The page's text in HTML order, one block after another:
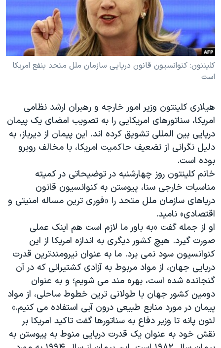
فرهنگ و زندگی
حقوق شهروندی
اقتصادی
علم و فناوری
اسرائیل در جنگ
آرشیو پخش زنده
انتخابات ریاست جمهوری آمریکا ۲۰۲۴
حمله جمهوری اسلامی به اسرائیل
رمز مهسا
ورزش زنان در ایران
مجموعه مستندهای دادخواهی
تریبونال مردمی آبان ۹۸
دادگاه حمید نوری
چهل سال گروگان‌گیری
قانون شفافیت دارائی کادر رهبری ایران
اعتراضات مردمی آبان ۹۸
اسرائیل در جنگ
نرگس محمدی برنده جایزه نوبل صلح
همایش محافظه‌کاران آمریکا «سی‌پک»
صفحه‌های ویژه
سفر پرزیدنت ترامپ به چین
زبانهای مختلف
کلیننون: کنوانسیون قانون دریایی سازمان ملل متحد بنفع امریکا
است
هیلاری کلینتون وزیر امور خارجه و رهبران ارشد نظامی
امریکا، سناتورهای امریکایی را به تصویب امضای یک پیمان
دریایی بین المللی تشویق کرده اند. این پیمان از دیرباز، به
دلیل نگرانی از تضعیف حاکمیت امریکا، با مخالف روبرو
بوده است.
خانم کلینتون روز چهارشنبه در توضیحاتی در کمیته
مناسبات خارجی سنا، پیوستن به کنوانسیون قانون
دریاهای سازمان ملل متحد را «فوری ترین مساله امنیتی و
اقتصادی» نامید.
او از جمله گفت «به باور ما لازم است هم اینک عملی
صورت گیرد. هیچ کشور دیگری به اندازه امریکا از این
کنوانسیون سود نمی برد. ما به عنوان نیرومندترین قدرت
دریایی جهان، از مواد مربوط به آزادی کشتیرانی که در آن
گنجانده شده است، بهره مند می شویم؛ و به عنوان
دومین کشور جهان با طولانی ترین خطوط ساحلی، از مواد
پیمان در مورد منابع طبیعی درون آبی استفاده می کنیم.»
لئون پانه تا وزیر دفاع به سناتورها گفت تاکید امریکا بر
نقش خود به عنوان یک قدرت دریایی منوط به پیوستن به